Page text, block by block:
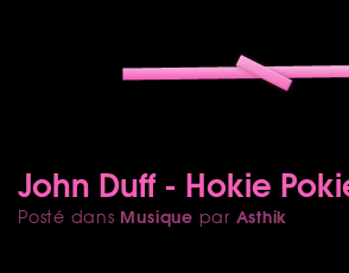
John Duff - Hokie
Posté dans Musique par Asthik